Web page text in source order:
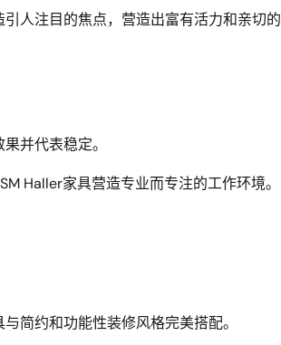
人注目的焦点，营造出富有活力和亲切的
并代表稳定。
Haller家具营造专业而专注的工作环境。
简约和功能性装修风格完美搭配。